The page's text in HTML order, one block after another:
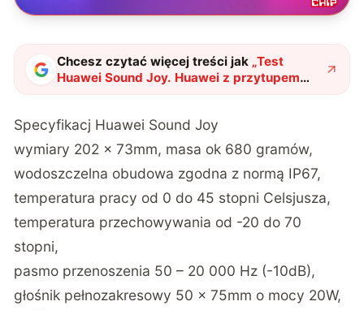
Chcesz czytać więcej treści jak „Test
Huawei Sound Joy. Huawei z przytupem
wchodzi w nową kategorię sprzętu"?
Specyfikacj Huawei Sound Joy
wymiary 202 x 73mm, masa ok 680 gramów,
wodoszczelna obudowa zgodna z normą IP67,
temperatura pracy od 0 do 45 stopni Celsjusza,
temperatura przechowywania od -20 do 70
stopni,
pasmo przenoszenia 50 – 20 000 Hz (-10dB),
głośnik pełnozakresowy 50 x 75mm o mocy 20W,